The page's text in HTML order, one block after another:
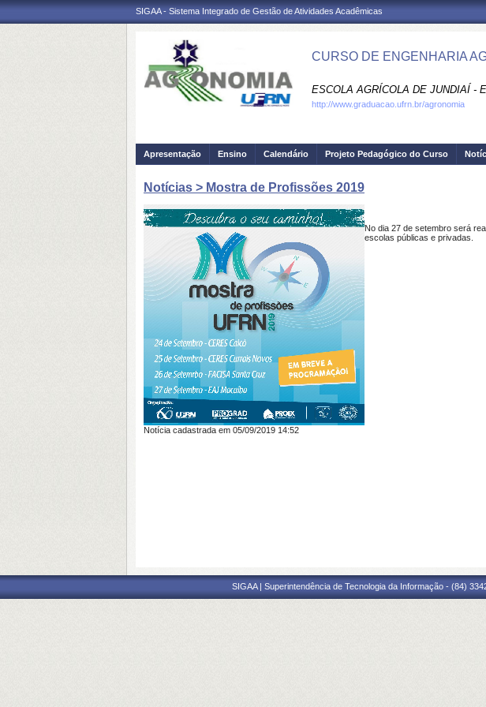
SIGAA - Sistema Integrado de Gestão de Atividades Acadêmicas
CURSO DE ENGENHARIA
ESCOLA AGRÍCOLA DE JUNDIAÍ -
http://www.graduacao.ufrn.br/agronomia
Apresentação Ensino Calendário Projeto Pedagógico do Curso
Notícias > Mostra de Profissões 2019
No dia 27 de setembro será
escolas públicas e privadas.
Notícia cadastrada em 05/09/2019 14:52
SIGAA | Superintendência de Tecnologia da Informação - (84)